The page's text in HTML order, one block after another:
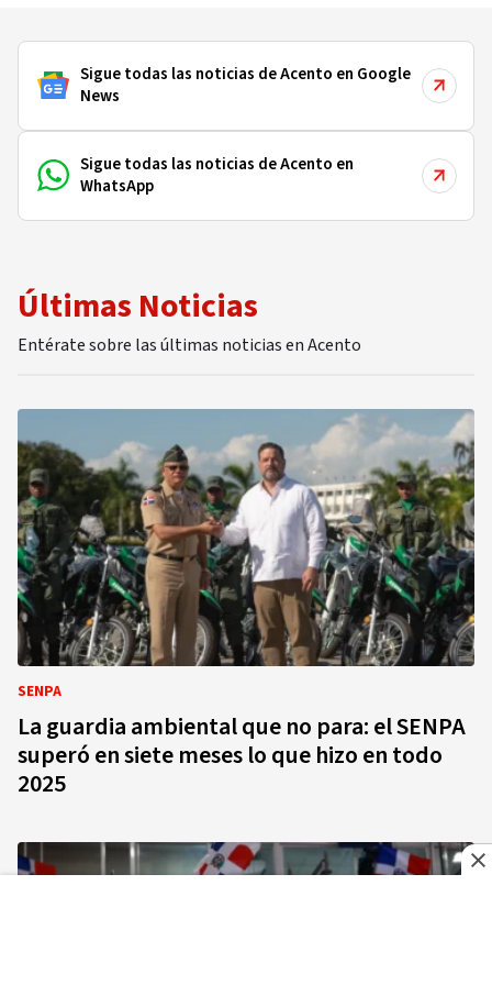
Fundación Alemana, Hanns Seidel Stiftung.,
pendiente presentación trabajo final para optar
por el grado de Maestría. Ha publicado 12 libros
de poemas; sus textos han sido antologados en
más de 15 antologías en República Dominicana y
las más grandes y prestigiosas agencias de
publicidad de su país, entre los años de 1987-
2004. Ha sido profesor de marketing, publicidad
Nicaragua, Guatemala y Honduras, entre los
Podcast:” Bitácora Centroamericana y
través de la plataforma Cronio TV.
Sigue todas las noticias de Acento en Google
News
Sigue todas las noticias de Acento en
WhatsApp